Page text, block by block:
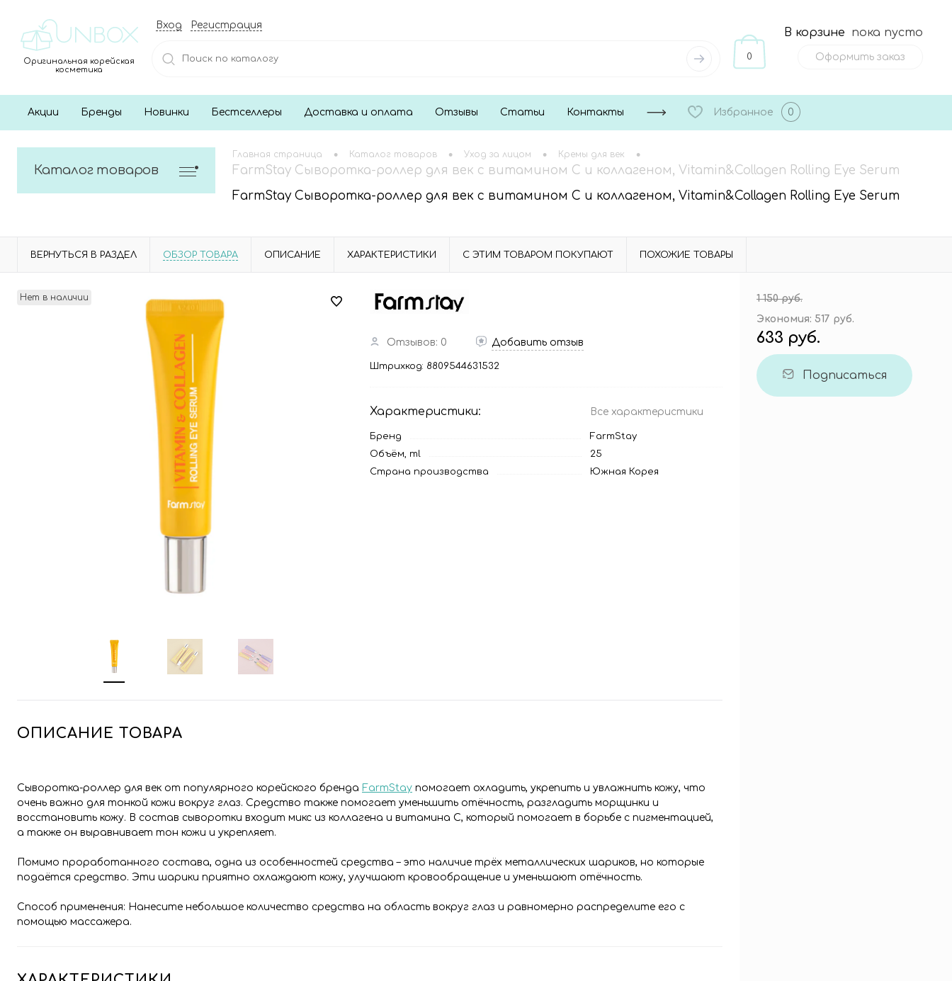
Оригинальная корейская
косметика
Вход Регистрация
0
В корзине пока пусто
Оформить заказ
Акции Бренды Новинки Бестселлеры Доставка и оплата Отзывы Статьи Контакты Избранное 0
Каталог товаров
Главная страница • Каталог товаров • Уход за лицом • Кремы для век •
FarmStay Сыворотка-роллер для век с витамином С и коллагеном, Vitamin&Collagen Rolling Eye Serum
FarmStay Сыворотка-роллер для век с витамином С и коллагеном, Vitamin&Collagen Rolling Eye Serum
ВЕРНУТЬСЯ В РАЗДЕЛ ОБЗОР ТОВАРА ОПИСАНИЕ ХАРАКТЕРИСТИКИ С ЭТИМ ТОВАРОМ ПОКУПАЮТ ПОХОЖИЕ ТОВАРЫ
Нет в наличии
Отзывов: 0 Добавить отзыв
Штрихкод: 8809544631532
Характеристики: Все характеристики
Бренд
FarmStay
Объём, ml
25
Страна производства
Южная Корея
ОПИСАНИЕ ТОВАРА
Сыворотка-роллер для век от популярного корейского бренда FarmStay помогает охладить, укрепить и увлажнить кожу, что
очень важно для тонкой кожи вокруг глаз. Средство также помогает уменьшить отёчность, разгладить морщинки и
восстановить кожу. В состав сыворотки входит микс из коллагена и витамина С, который помогает в борьбе с пигментацией,
а также он выравнивает тон кожи и укрепляет.
Помимо проработанного состава, одна из особенностей средства – это наличие трёх металлических шариков, но которые
подаётся средство. Эти шарики приятно охлаждают кожу, улучшают кровообращение и уменьшают отёчность.
Способ применения: Нанесите небольшое количество средства на область вокруг глаз и равномерно распределите его с
помощью массажера.
1 150 руб.
Экономия: 517 руб.
633 руб.
Подписаться